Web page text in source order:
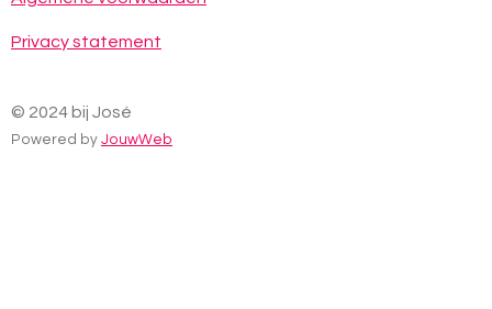
Privacy statement
© 2024 bij José
Powered by JouwWeb